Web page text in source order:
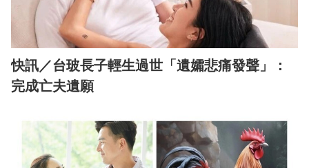
快訊／台玻長子輕生過世「遺孀悲痛發聲」：
完成亡夫遺願